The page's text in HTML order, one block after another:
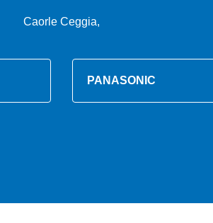
Caorle Ceggia,
PANASONIC